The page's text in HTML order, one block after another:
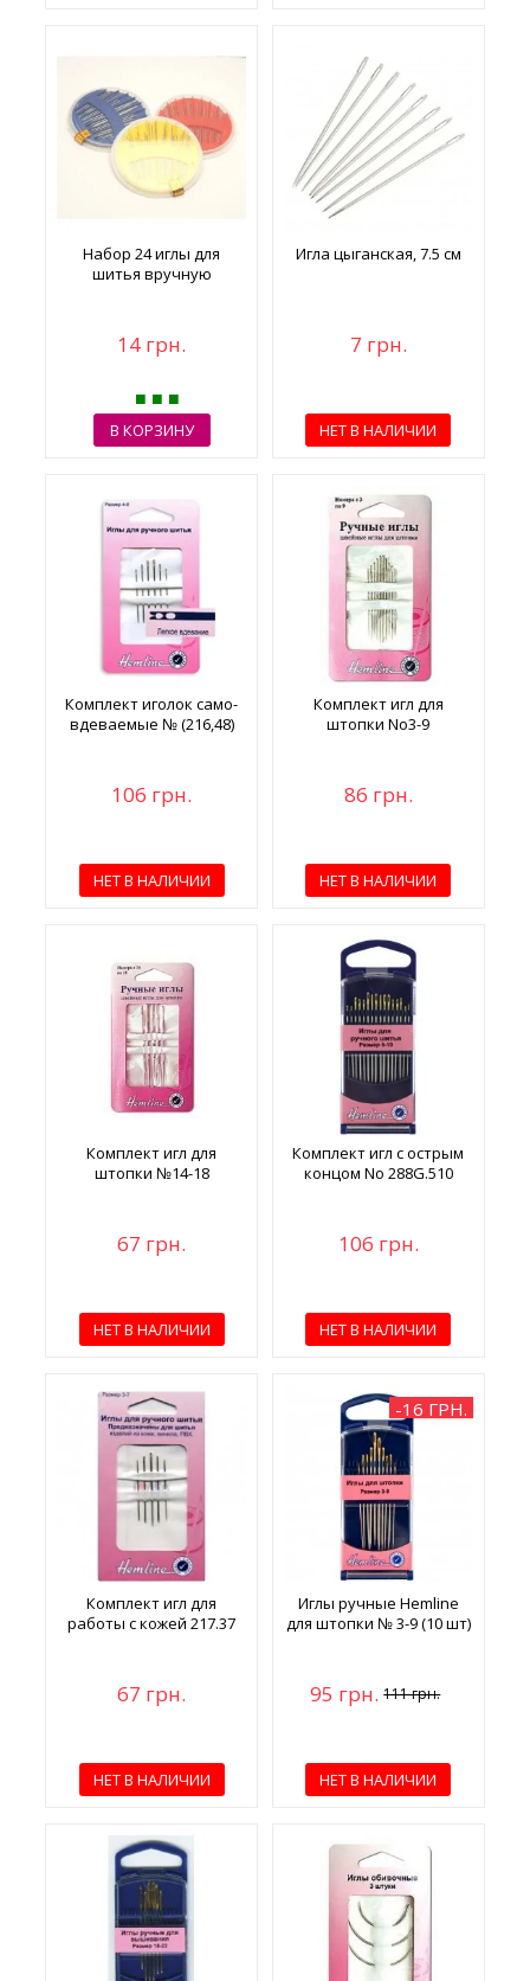
Набор 24 иглы для
шитья вручную
14 грн.
В КОРЗИНУ
Игла цыганская, 7.5 см
7 грн.
НЕТ В НАЛИЧИИ
Комплект иголок само-
вдеваемые № (216,48)
106 грн.
НЕТ В НАЛИЧИИ
Комплект игл для
штопки No3-9
86 грн.
НЕТ В НАЛИЧИИ
Комплект игл для
штопки №14-18
67 грн.
НЕТ В НАЛИЧИИ
Комплект игл с острым
концом No 288G.510
106 грн.
НЕТ В НАЛИЧИИ
Комплект игл для
работы с кожей 217.37
67 грн.
НЕТ В НАЛИЧИИ
-16 ГРН.
Иглы ручные Hemline
для штопки № 3-9 (10 шт)
95 грн.111 грн.
НЕТ В НАЛИЧИИ